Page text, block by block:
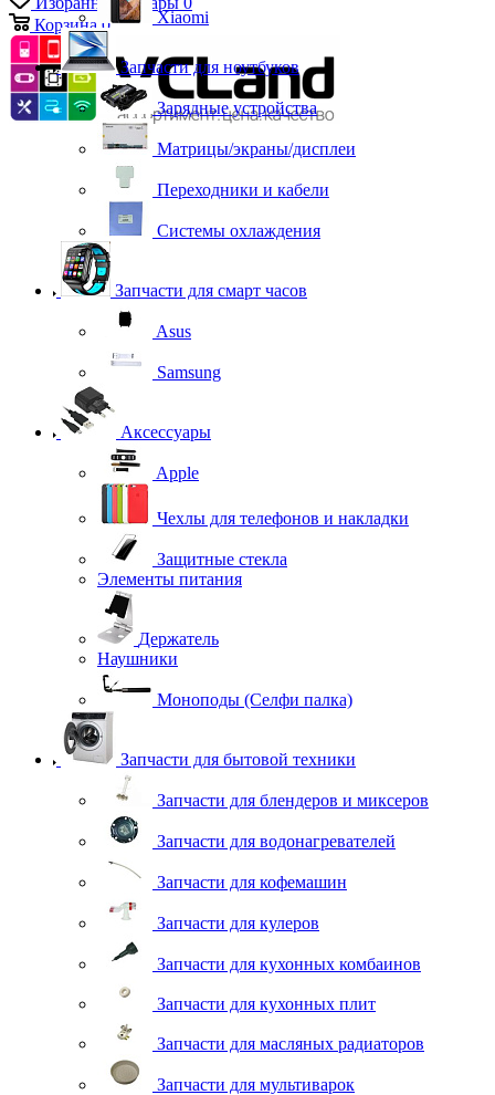
Корзина 0 Xiaomi
Запчасти для ноутбуков
Зарядные устройства
Матрицы/экраны/дисплеи
Переходники и кабели
Системы охлаждения
Запчасти для смарт часов
Asus
Samsung
Аксессуары
Apple
Чехлы для телефонов и накладки
Защитные стекла
Элементы питания
Держатель
Наушники
Моноподы (Селфи палка)
Запчасти для бытовой техники
Запчасти для блендеров и миксеров
Запчасти для водонагревателей
Запчасти для кофемашин
Запчасти для кулеров
Запчасти для кухонных комбаинов
Запчасти для кухонных плит
Запчасти для масляных радиаторов
Запчасти для мультиварок